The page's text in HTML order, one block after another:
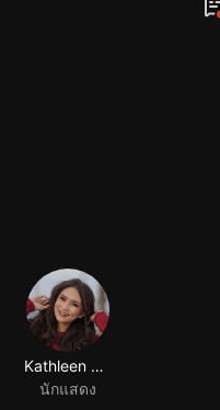
Kathleen Carolyne Gabriyela
นักแสดง